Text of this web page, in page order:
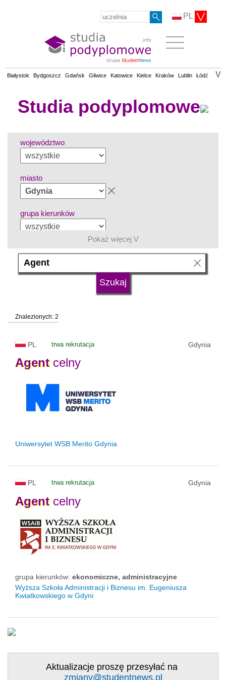
PL
Białystok Bydgoszcz Gdańsk Gliwice Katowice Kielce Kraków Lublin Łódź V
Studia podyplomowe
województwo
miasto
grupa kierunków
język
status uczelni
Pokaż więcej V
Znalezionych: 2
PL trwa rekrutacja Gdynia
Agentcelny
Uniwersytet WSB Merito Gdynia
PL trwa rekrutacja Gdynia
Agentcelny
grupa kierunków: ekonomiczne, administracyjne
Wyższa Szkoła Administracji i Biznesu im. Eugeniusza
Kwiatkowskiego w Gdyni
Aktualizacje proszę przesyłać na
zmiany@studentnews.pl